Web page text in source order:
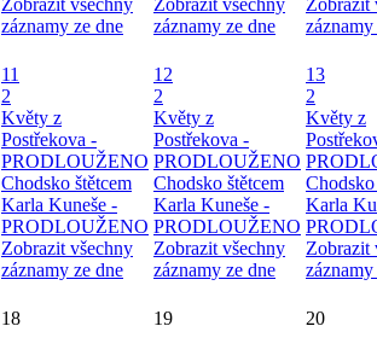
záznamy ze dne
záznamy ze dne
11
2
Květy z
Postřekova -
PRODLOUŽENO
Chodsko štětcem
Karla Kuneše -
PRODLOUŽENO
Zobrazit všechny
záznamy ze dne
12
2
Květy z
Postřekova -
PRODLOUŽENO
Chodsko štětcem
Karla Kuneše -
PRODLOUŽENO
Zobrazit všechny
záznamy ze dne
13
2
Květy z
Chodsko
Karla
Zobrazit
18 19 20